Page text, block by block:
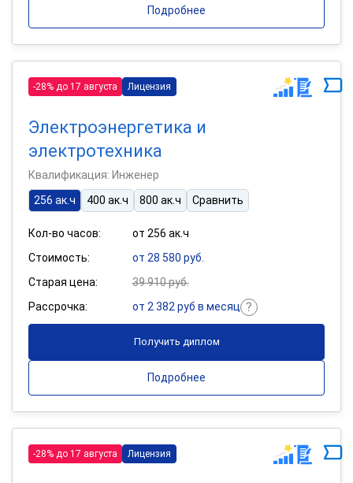
Подробнее
-28% до 17 августа Лицензия
Электроэнергетика и
электротехника
Квалификация: Инженер
256 ак.ч
400 ак.ч 800 ак.ч Сравнить
Кол-во часов:
от 256 ак.ч
Стоимость:
от 28 580 руб.
Старая цена:
39 910 руб.
Рассрочка:
от 2 382 руб в месяц
Получить диплом
Подробнее
-28% до 17 августа Лицензия